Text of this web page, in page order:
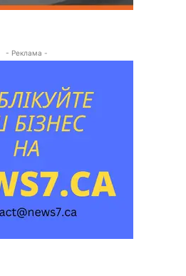
- Реклама -